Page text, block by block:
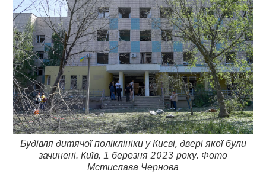
Будівля дитячої поліклініки у Києві, двері якої були
зачинені. Київ, 1 березня 2023 року. Фото
Мстислава Чернова